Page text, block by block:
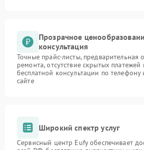
Прозрачное
консультация
Точные прайс-листы, предварительная
ремонта, отсутствие скрытых
бесплатной консультации по
сайте
Широкий спектр услуг
Сервисный центр Eufy обеспечивает